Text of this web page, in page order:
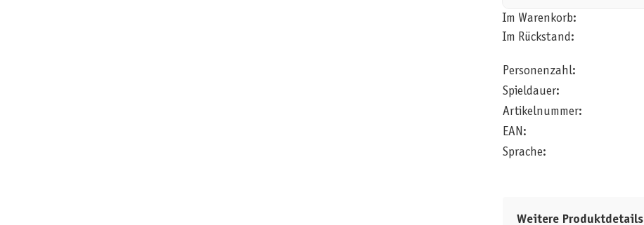
Im Warenkorb:
Im Rückstand:
Personenzahl:
Spieldauer:
Artikelnummer:
EAN:
Sprache:
Weitere Produktdetails